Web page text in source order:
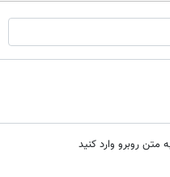
متن روبرو وارد کنید